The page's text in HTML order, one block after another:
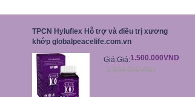
TPCN Hyluflex Hỗ trợ và điều trị xương
khớp globalpeacelife.com.vn
Giá:Giá:1.500.000VND
1.500.000VND